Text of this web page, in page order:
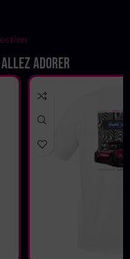
allez adorer